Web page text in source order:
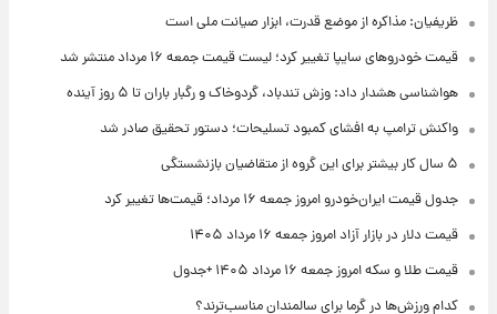
ظریفیان: مذاکره از موضع قدرت، ابزار صیانت ملی است
قیمت خودروهای سایپا تغییر کرد؛ لیست قیمت جمعه ۱۶ مرداد منتشر شد
هواشناسی هشدار داد: وزش تندباد، گردوخاک و رگبار باران تا ۵ روز آینده
واکنش ترامپ به افشای کمبود تسلیحات؛ دستور تحقیق صادر شد
۵ سال کار بیشتر برای این گروه از متقاضیان بازنشستگی
جدول قیمت ایران‌خودرو امروز جمعه ۱۶ مرداد؛ قیمت‌ها تغییر کرد
قیمت دلار در بازار آزاد امروز جمعه ۱۶ مرداد ۱۴۰۵
قیمت طلا و سکه امروز جمعه ۱۶ مرداد ۱۴۰۵ +جدول
کدام ورزش‌ها در گرما برای سالمندان مناسب‌ترند؟